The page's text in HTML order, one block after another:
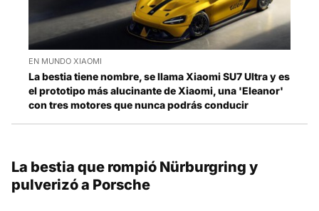
EN MUNDO XIAOMI
La bestia tiene nombre, se llama Xiaomi SU7 Ultra y es
el prototipo más alucinante de Xiaomi, una 'Eleanor'
con tres motores que nunca podrás conducir
La bestia que rompió Nürburgring y
pulverizó a Porsche